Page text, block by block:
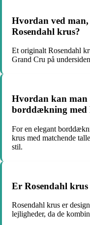
Hvordan ved
Rosendahl krus?
Et originalt Rosendahl
Grand Cru på
Hvordan kan man
borddækning med
For en elegant
krus med matchende
stil.
Er Rosendahl
Rosendahl krus er
lejligheder, da de